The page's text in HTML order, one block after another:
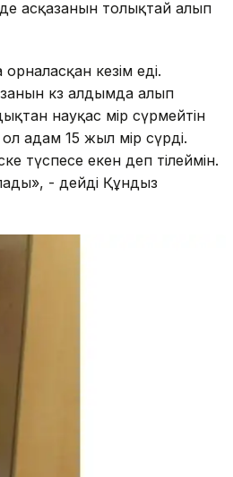
асқазанын толықтай алып
кезім еді.
көз алдымда алып
науқас өмір сүрмейтін
адам 15 жыл өмір сүрді.
түспесе екен деп тілеймін.
- дейді Құндыз